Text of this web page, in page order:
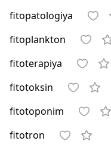
fitopatologiya
fitoplankton
fitoterapiya
fitotoksin
fitotoponim
fitotron